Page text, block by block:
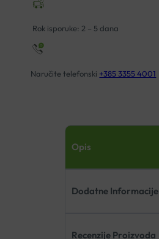
Rok isporuke: 2 – 5 dana
Naručite telefonski +385 3355 4001
Opis
Dodatne Informacije
Recenzije Proizvoda